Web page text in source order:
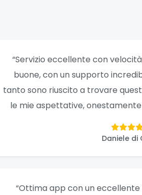
“Servizio eccellente con
buone, con un supporto
tanto sono riuscito a trovare
le mie aspettative,
Daniele di
“Ottima app con un eccellente